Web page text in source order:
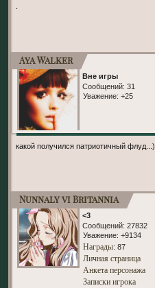
Aya Walker
Вне игры
Сообщений: 31
Уважение: +25
какой получился патриотичный флуд...)
Nunnaly vi Britannia
<3
Сообщений: 27832
Уважение: +9134
Награды: 87
Личная страница
Анкета персонажа
Записки игрока